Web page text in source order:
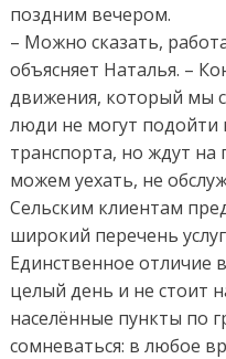
поздним вечером.
– Можно сказать,
объясняет Наталья. –
движения, который мы
люди не могут подойти
транспорта, но ждут на
можем уехать, не
Сельским клиентам
широкий перечень
Единственное отличие
целый день и не стоит
населённые пункты по
сомневаться: в любое